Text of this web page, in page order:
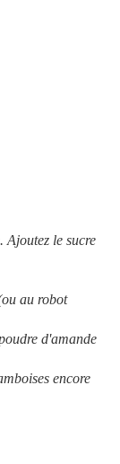
Ajoutez le sucre
au robot
d'amande
encore